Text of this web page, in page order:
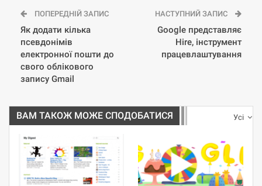
ПОПЕРЕДНІЙ ЗАПИС
Як додати кілька
псевдонімів
електронної пошти до
свого облікового
запису Gmail
НАСТУПНИЙ ЗАПИС
Google представляє
Hire, інструмент
працевлаштування
Усі
ВАМ ТАКОЖ МОЖЕ СПОДОБАТИСЯ